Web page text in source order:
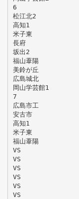
6
松江北2
高知1
米子東
長府
坂出2
福山葦陽
美鈴が丘
広島城北
岡山学芸館1
7
広島市工
安古市
高知1
米子東
福山葦陽
VS
VS
VS
VS
VS
VS